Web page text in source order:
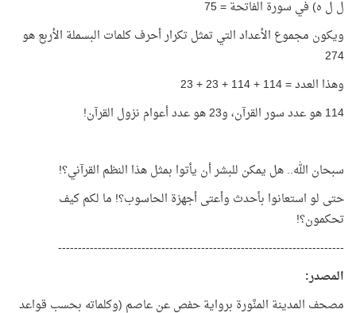
ل ل ه) في سورة الفاتحة = 75
ويكون مجموع الأعداد التي تمثل تكرار أحرف كلمات البسملة الأربع هو
274
وهذا العدد = 114 + 114 + 23 + 23
114 هو عدد سور القرآن، و23 هو عدد أعوام نزول القرآن!
سبحان الله.. هل يمكن للبشر أن يأتوا بمثل هذا النظم القرآني؟!
حتى لو استعانوا بأحدث وأعتى أجهزة الحاسوب؟! ما لكم كيف
تحكمون؟!
------------------------------------------------------------------------
المصدر:
مصحف المدينة المنَّورة برواية حفص عن عاصم (وكلماته بحسب قواعد